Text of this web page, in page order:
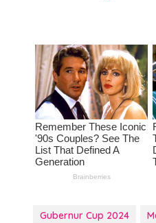
Gubernur Cup 2024